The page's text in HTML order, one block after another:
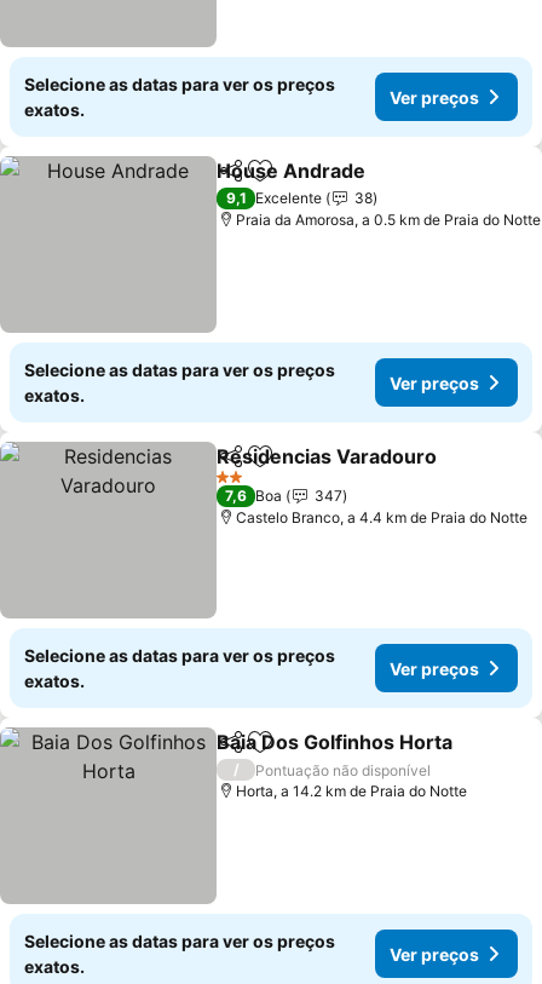
Selecione as datas para ver os preços
exatos.
Ver preços
PartilharAdicionar aos favoritos
House Andrade
9,1 Excelente
38
Praia da Amorosa, a 0.5 km de Praia do Notte
Selecione as datas para ver os preços
exatos.
Ver preços
PartilharAdicionar aos favoritos
Residencias Varadouro
2 Estrelas
7,6 Boa
347
Castelo Branco, a 4.4 km de Praia do Notte
Selecione as datas para ver os preços
exatos.
Ver preços
PartilharAdicionar aos favoritos
Baia Dos Golfinhos Horta
/
Pontuação não disponível
Horta, a 14.2 km de Praia do Notte
Selecione as datas para ver os preços
exatos.
Ver preços